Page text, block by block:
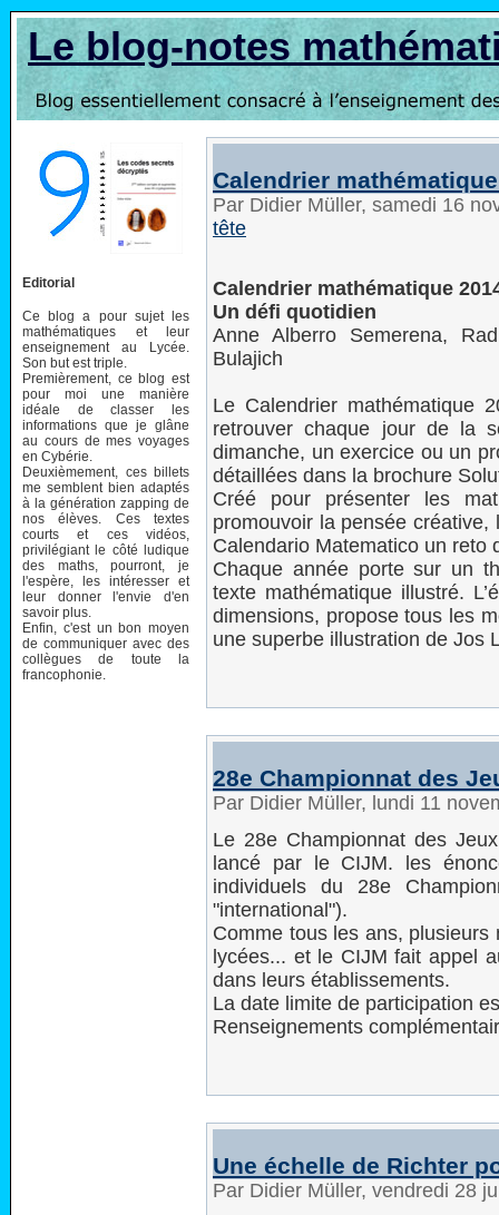
Le blog-notes
Editorial
Ce blog a pour sujet les
mathématiques et leur
enseignement au Lycée.
Son but est triple.
Premièrement, ce blog est
pour moi une manière
idéale de classer les
informations que je glâne
au cours de mes voyages
en Cybérie.
Deuxièmement, ces billets
me semblent bien adaptés
à la génération zapping de
nos élèves. Ces textes
courts et ces vidéos,
privilégiant le côté ludique
des maths, pourront, je
l'espère, les intéresser et
leur donner l'envie d'en
savoir plus.
Enfin, c'est un bon moyen
de communiquer avec des
collègues de toute la
francophonie.
Calendrier
Par Didier Müller, samedi 16
tête
Calendrier mathématique
Un défi quotidien
Anne Alberro Semerena,
Bulajich
Le Calendrier mathématique
retrouver chaque jour de la
dimanche, un exercice ou un
détaillées dans la brochure
Créé pour présenter les
promouvoir la pensée créative,
Calendario Matematico un reto
Chaque année porte sur un
texte mathématique illustré.
dimensions, propose tous les
une superbe illustration de Jos
28e Championnat des
Par Didier Müller, lundi 11
Le 28e Championnat des
lancé par le CIJM. les
individuels du 28e
"international").
Comme tous les ans,
lycées... et le CIJM fait appel
dans leurs établissements.
La date limite de participation
Renseignements
Une échelle de Richter
Par Didier Müller, vendredi 28